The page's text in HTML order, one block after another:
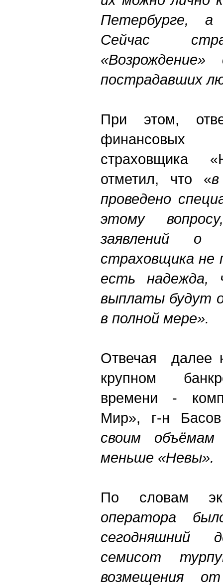
Петербурге,
Сейчас
пострадавших
При этом,
страховщика
отметил, что «
проведено
этому
заявлений о
страховщика не
есть надежда,
выплаты будут
в полной мере».
Отвечая далее
крупном
времени -
Мир», г-н
своим
меньше «Невы».
По словам
оператора
сегодняшний
семисот
возмещения